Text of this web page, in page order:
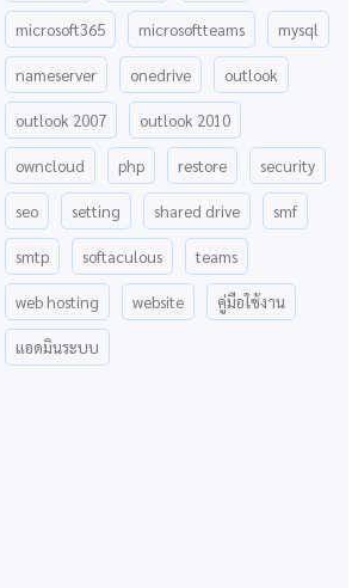
microsoft365 microsoftteams mysql
nameserver onedrive outlook
outlook 2007 outlook 2010
owncloud php restore security
seo setting shared drive smf
smtp softaculous teams
web hosting website คู่มือใช้งาน
แอดมินระบบ